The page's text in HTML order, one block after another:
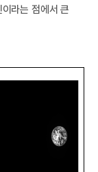
라는 점에서 큰